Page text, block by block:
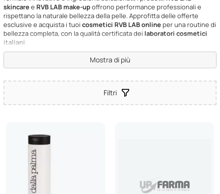
skincaree RVB LAB make-upoffrono performance professionali e
rispettano la naturale bellezza della pelle. Approfitta delle offerte
esclusive e acquista i tuoi cosmetici RVB LAB online per una routine di
bellezza completa, con la qualità certificata dei laboratori cosmetici
italiani.
Mostra di più
Filtri